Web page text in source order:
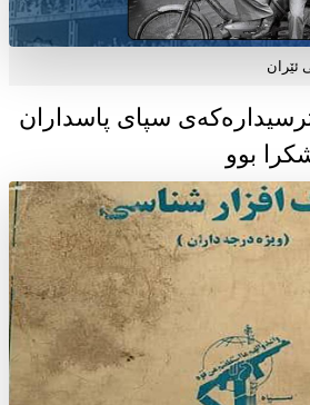
ئێران
سپای پاسداران
بوو